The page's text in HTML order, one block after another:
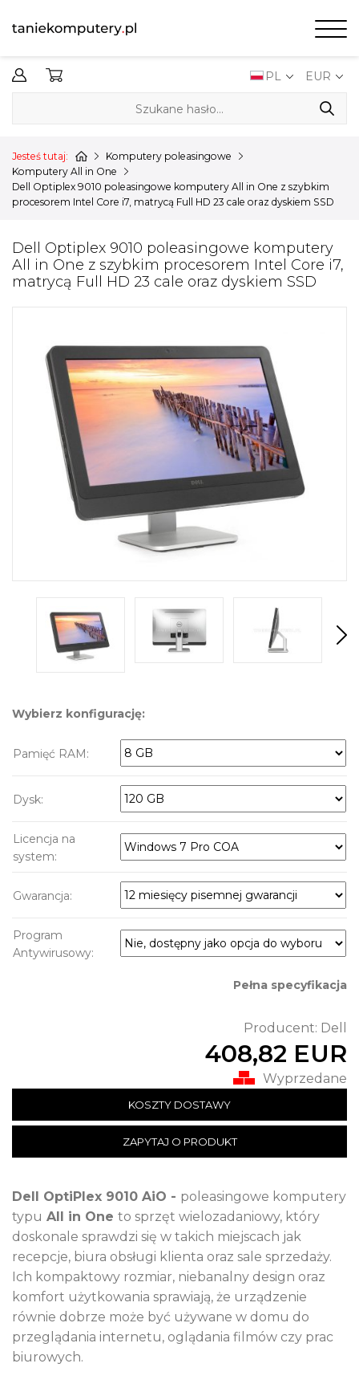
0,00 EUR PL EUR
Jesteś tutaj:
Komputery poleasingowe
Komputery All in One
Dell Optiplex 9010 poleasingowe komputery All in One z szybkim
procesorem Intel Core i7, matrycą Full HD 23 cale oraz dyskiem SSD
Dell Optiplex 9010 poleasingowe komputery
All in One z szybkim procesorem Intel Core i7,
matrycą Full HD 23 cale oraz dyskiem SSD
Wybierz konfigurację:
Pamięć RAM:
Dysk:
Licencja na
system:
Gwarancja:
Program
Antywirusowy:
Pełna specyfikacja
Producent: Dell
408,82 EUR
Wyprzedane
KOSZTY DOSTAWY
ZAPYTAJ O PRODUKT
Dell OptiPlex 9010 AiO - poleasingowe komputery
typu All in One to sprzęt wielozadaniowy, który
doskonale sprawdzi się w takich miejscach jak
recepcje, biura obsługi klienta oraz sale sprzedaży.
Ich kompaktowy rozmiar, niebanalny design oraz
komfort użytkowania sprawiają, że urządzenie
równie dobrze może być używane w domu do
przeglądania internetu, oglądania filmów czy prac
biurowych.